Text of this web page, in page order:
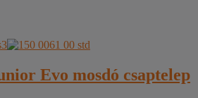
Evo mosdó csaptelep